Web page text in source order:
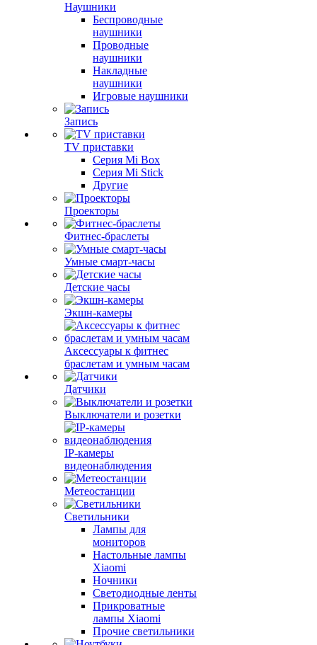
Наушники
Беспроводные
наушники
Проводные
наушники
Накладные
наушники
Игровые наушники
Запись
TV приставки
Серия Mi Box
Серия Mi Stick
Другие
Проекторы
Фитнес-браслеты
Умные смарт-часы
Детские часы
Экшн-камеры
Аксессуары к фитнес
браслетам и умным часам
Датчики
Выключатели и розетки
IP-камеры
видеонаблюдения
Метеостанции
Светильники
Лампы для
мониторов
Настольные лампы
Xiaomi
Ночники
Светодиодные ленты
Прикроватные
лампы Xiaomi
Прочие светильники